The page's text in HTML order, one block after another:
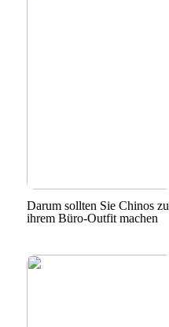
Darum sollten Sie Chinos zu
ihrem Büro-Outfit machen